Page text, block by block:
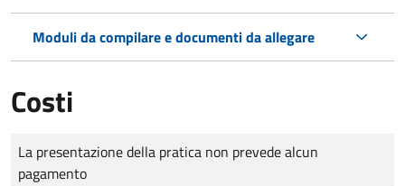
Moduli da compilare e documenti da allegare
Costi
Tipo di pagamento
Importo
La presentazione della pratica non prevede alcun
pagamento